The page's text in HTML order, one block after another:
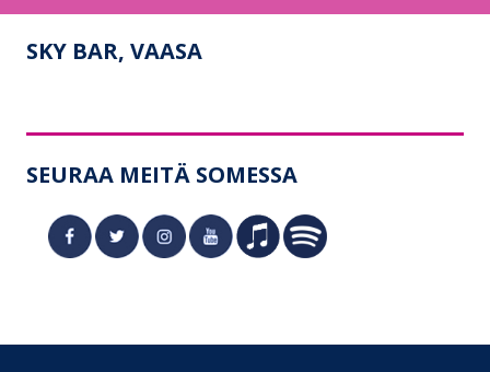
SKY BAR, VAASA
SEURAA MEITÄ SOMESSA